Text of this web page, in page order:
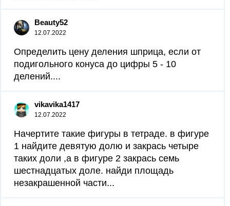
Beauty52
12.07.2022
Определить цену деления шприца, если от
подигольного конуса до цифры 5 - 10
делений....
vikavika1417
12.07.2022
Начертите такие фигуры в тетраде. в фигуре
1 найдите девятую долю и закрась четыре
таких доли ,а в фигуре 2 закрась семь
шестнадцатых доле. найди площадь
незакрашенной части...